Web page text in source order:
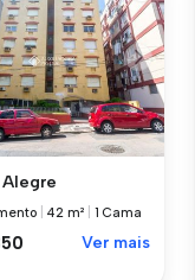
42 m² 1 Cama
Ver mais